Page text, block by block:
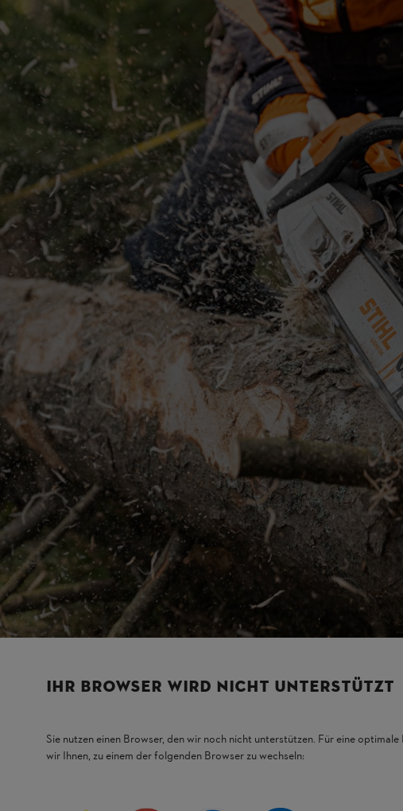
переосмислення
різання чи високий крутний момент, під час роботи в лісі
двигун, який відповідає саме таким вимогам: Тому що він поєднує
моменту. І незважаючи на свою потужність, двигун STIHL 2-Mix
– тому що двигун 2-Mix вже зараз відповідає суворим вимогам
з високою продуктивністю бере свій початок в ефективному
знижуються шкідливі викиди та споживання палива до 20 %
палива в двигуні STIHL 2-Mix знаходиться в циліндрі:
завдяки оновленій динаміці циліндрів. У звичайному
і продувний канали. Цей процес оптимізований в двигуні STIHL 2-
згоряння та свіжим газом у картері встановлюється роздільна
затримкою і вимиває звідти вихлопні гази. Але це ще не все:
піднятися вище та закрити випускний канал. Незгорілі свіжі гази
того, порівняно зі звичайним двотактним двигуном вони значно
втрати при продуванні до мінімуму. Нижче ми підсумували всі
IHR BROWSER WIRD NICHT UNTERSTÜTZT
Sie nutzen einen Browser, den wir noch nicht unterstützen. Für eine
wir Ihnen, zu einem der folgenden Browser zu wechseln: